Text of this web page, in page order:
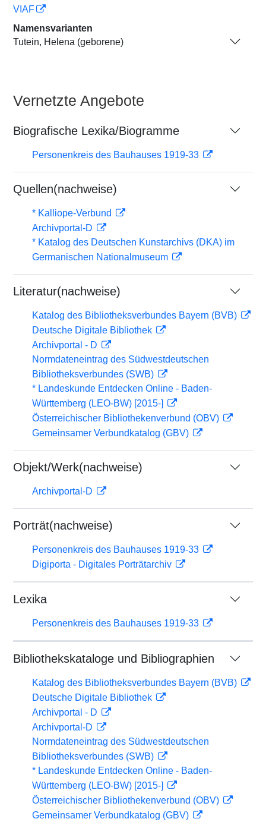
VIAF
Namensvarianten
Tutein, Helena (geborene)
Vernetzte Angebote
Biografische Lexika/Biogramme
Personenkreis des Bauhauses 1919-33
Quellen(nachweise)
* Kalliope-Verbund
Archivportal-D
* Katalog des Deutschen Kunstarchivs (DKA) im
Germanischen Nationalmuseum
Literatur(nachweise)
Katalog des Bibliotheksverbundes Bayern (BVB)
Deutsche Digitale Bibliothek
Archivportal - D
Normdateneintrag des Südwestdeutschen
Bibliotheksverbundes (SWB)
* Landeskunde Entdecken Online - Baden-
Württemberg (LEO-BW) [2015-]
Österreichischer Bibliothekenverbund (OBV)
Gemeinsamer Verbundkatalog (GBV)
Objekt/Werk(nachweise)
Archivportal-D
Porträt(nachweise)
Personenkreis des Bauhauses 1919-33
Digiporta - Digitales Porträtarchiv
Lexika
Personenkreis des Bauhauses 1919-33
Bibliothekskataloge und Bibliographien
Katalog des Bibliotheksverbundes Bayern (BVB)
Deutsche Digitale Bibliothek
Archivportal - D
Archivportal-D
Normdateneintrag des Südwestdeutschen
Bibliotheksverbundes (SWB)
* Landeskunde Entdecken Online - Baden-
Württemberg (LEO-BW) [2015-]
Österreichischer Bibliothekenverbund (OBV)
Gemeinsamer Verbundkatalog (GBV)